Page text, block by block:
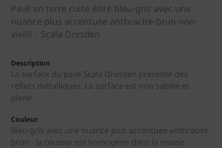
Pavé en terre cuite étiré bleu-gris avec une
nuance plus accentuée anthracite-brun non-
vieilli - Scala Dresden
Description
La surface du pavé Scala Dresden présente des
reflets métalliques. La surface est non sablée et
plane.
Couleur
Bleu-gris avec une nuance plus accentuée anthracite-
brun - la couleur est homogène dans la masse